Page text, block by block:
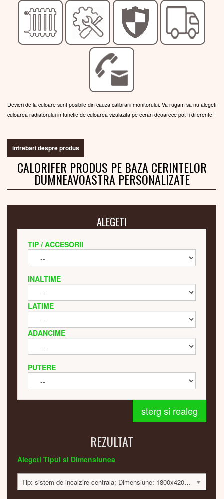
Devieri de la culoare sunt posibile din cauza calibrarii monitorului. Va rugam sa nu alegeti
culoarea radiatorului in functie de culoarea vizulazita pe ecran deoarece pot fi diferente!
intrebari despre produs
CALORIFER PRODUS PE BAZA CERINTELOR
DUMNEAVOASTRA PERSONALIZATE
ALEGETI
TIP / ACCESORII
INALTIME
LATIME
ADANCIME
PUTERE
sterg si realeg
REZULTAT
Alegeti Tipul si Dimensiunea
Tip: sistem de incalzire centrala; Dimensiune: 1800x420x60; 584 Watt; 7100 lei